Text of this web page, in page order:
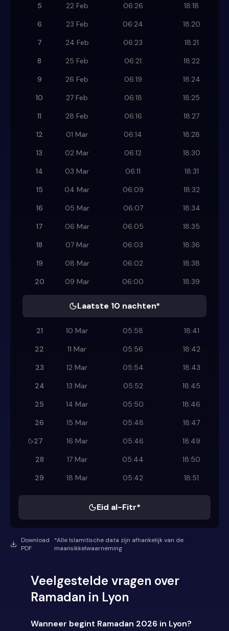
5
22 Feb 06:26
18:18
6
23 Feb 06:24
18:20
7
24 Feb 06:23
18:21
8
25 Feb 06:21
18:22
9
26 Feb 06:19
18:24
10
27 Feb 06:18
18:25
11
28 Feb 06:16
18:27
12
01 Mar 06:14
18:28
13
02 Mar 06:12
18:30
14
03 Mar 06:11
18:31
15
04 Mar 06:09
18:32
16
05 Mar 06:07
18:34
17
06 Mar 06:05
18:35
18
07 Mar 06:03
18:36
19
08 Mar 06:02
18:38
20
09 Mar 06:00 18:39
Laatste 10 nachten*
21 10 Mar 05:58
18:41
22
11 Mar 05:56
18:42
23
12 Mar 05:54
18:43
24
13 Mar 05:52
18:45
25
14 Mar 05:50
18:46
26
15 Mar 05:48
18:47
27
16 Mar 05:46
18:49
28
17 Mar 05:44
18:50
29
18 Mar 05:42 18:51
Eid al-Fitr*
Download
PDF
*Alle Islamitische data zijn afhankelijk van de
maansikkelwaarneming
Veelgestelde vragen over
Ramadan in Lyon
Wanneer begint Ramadan 2026 in Lyon?